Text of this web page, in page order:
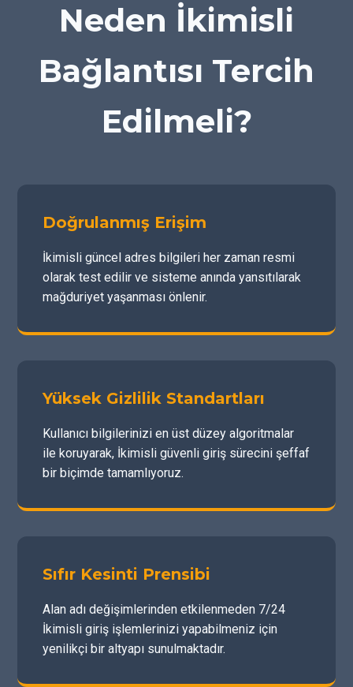
Neden İkimisli
Bağlantısı Tercih
Edilmeli?
Doğrulanmış Erişim
İkimisli güncel adres bilgileri her zaman resmi
olarak test edilir ve sisteme anında yansıtılarak
mağduriyet yaşanması önlenir.
Yüksek Gizlilik Standartları
Kullanıcı bilgilerinizi en üst düzey algoritmalar
ile koruyarak, İkimisli güvenli giriş sürecini şeffaf
bir biçimde tamamlıyoruz.
Sıfır Kesinti Prensibi
Alan adı değişimlerinden etkilenmeden 7/24
İkimisli giriş işlemlerinizi yapabilmeniz için
yenilikçi bir altyapı sunulmaktadır.